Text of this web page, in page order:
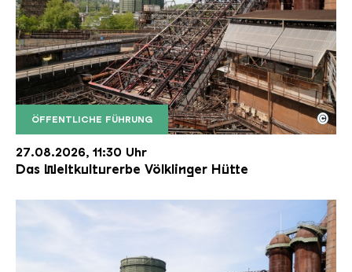
ÖFFENTLICHE FÜHRUNG
Der Erzschrägaufzug der Völklinger Hütte mit
Copyright: Weltkulturerbe Völklinger Hütte | Karl
©
27.08.2026, 11:30 Uhr
Das Weltkulturerbe Völklinger Hütte